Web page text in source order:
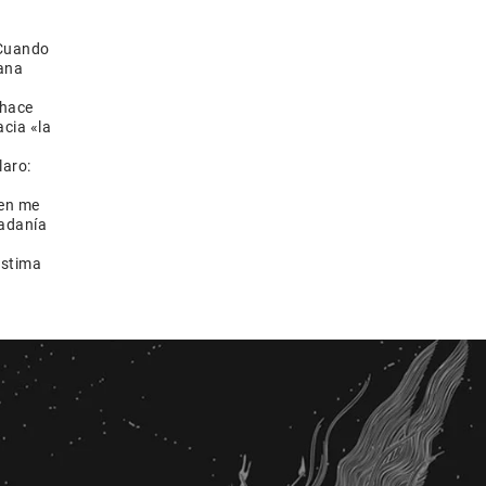
«la
me